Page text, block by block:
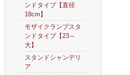
ンドタイプ【直径
18cm】
モザイクランプスタ
ンドタイプ【23～
大】
スタンドシャンデリ
ア